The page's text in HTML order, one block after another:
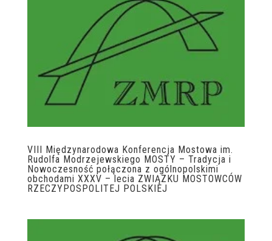
VIII Międzynarodowa Konferencja Mostowa im.
Rudolfa Modrzejewskiego MOSTY – Tradycja i
Nowoczesność połączona z ogólnopolskimi
obchodami XXXV – lecia ZWIĄZKU MOSTOWCÓW
RZECZYPOSPOLITEJ POLSKIEJ